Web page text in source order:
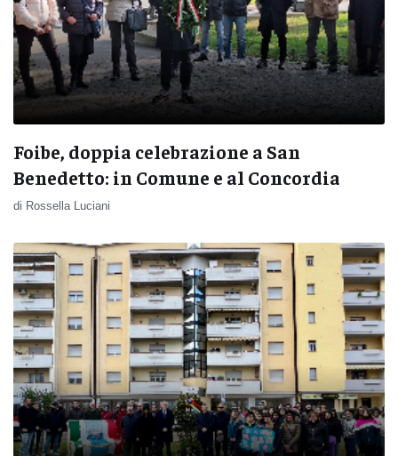
Foibe, doppia celebrazione a San
Benedetto: in Comune e al Concordia
di Rossella Luciani